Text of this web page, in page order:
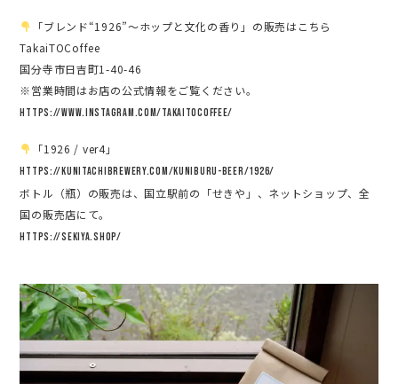
「ブレンド“1926”〜ホップと文化の香り」の販売はこちら
TakaiTOCoffee
国分寺市日吉町1-40-46
※営業時間はお店の公式情報をご覧ください。
https://www.instagram.com/takaitocoffee/
「1926 / ver4」
https://kunitachibrewery.com/kuniburu-beer/1926/
ボトル（瓶）の販売は、国立駅前の「せきや」、ネットショップ、全
国の販売店にて。
https://sekiya.shop/